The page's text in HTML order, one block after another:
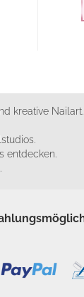
kreative Nailart.
entdecken.